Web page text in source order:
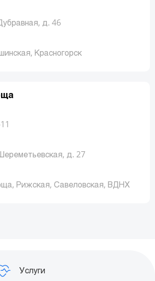
д. 46
Красногорск
д. 27
Рижская, Савеловская, ВДНХ
Услуги